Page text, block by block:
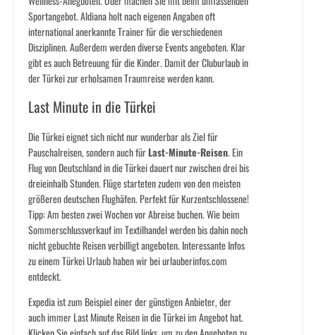
Sportangebot. Aldiana holt nach eigenen Angaben oft
international anerkannte Trainer für die verschiedenen
Disziplinen. Außerdem werden diverse Events angeboten. Klar
gibt es auch Betreuung für die Kinder. Damit der Cluburlaub in
der Türkei zur erholsamen Traumreise werden kann.
Last Minute in die Türkei
Die Türkei eignet sich nicht nur wunderbar als Ziel für
Pauschalreisen, sondern auch fürLast-Minute-Reisen. Ein
Flug von Deutschland in die Türkei dauert nur zwischen drei bis
dreieinhalb Stunden. Flüge starteten zudem von den meisten
größeren deutschen Flughäfen. Perfekt für Kurzentschlossene!
Tipp: Am besten zwei Wochen vor Abreise buchen. Wie beim
Sommerschlussverkauf im Textilhandel werden bis dahin noch
nicht gebuchte Reisen verbilligt angeboten. Interessante Infos
zu einem Türkei Urlaub haben wir bei urlauberinfos.com
entdeckt.
Expedia ist zum Beispiel einer der günstigen Anbieter, der
auch immer Last Minute Reisen in die Türkei im Angebot hat.